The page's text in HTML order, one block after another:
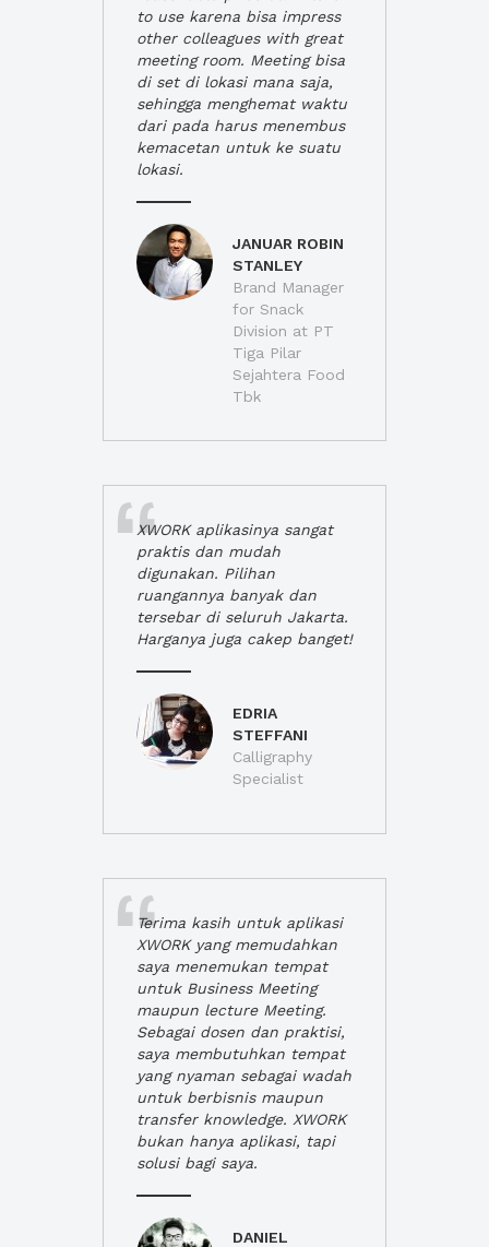
to use karena bisa impress
other colleagues with great
meeting room. Meeting bisa
di set di lokasi mana saja,
sehingga menghemat waktu
dari pada harus menembus
kemacetan untuk ke suatu
lokasi.
JANUAR ROBIN
STANLEY
Brand Manager
for Snack
Division at PT
Tiga Pilar
Sejahtera Food
Tbk
XWORK aplikasinya sangat
praktis dan mudah
digunakan. Pilihan
ruangannya banyak dan
tersebar di seluruh Jakarta.
Harganya juga cakep banget!
EDRIA
STEFFANI
Calligraphy
Specialist
Terima kasih untuk aplikasi
XWORK yang memudahkan
saya menemukan tempat
untuk Business Meeting
maupun lecture Meeting.
Sebagai dosen dan praktisi,
saya membutuhkan tempat
yang nyaman sebagai wadah
untuk berbisnis maupun
transfer knowledge. XWORK
bukan hanya aplikasi, tapi
solusi bagi saya.
DANIEL